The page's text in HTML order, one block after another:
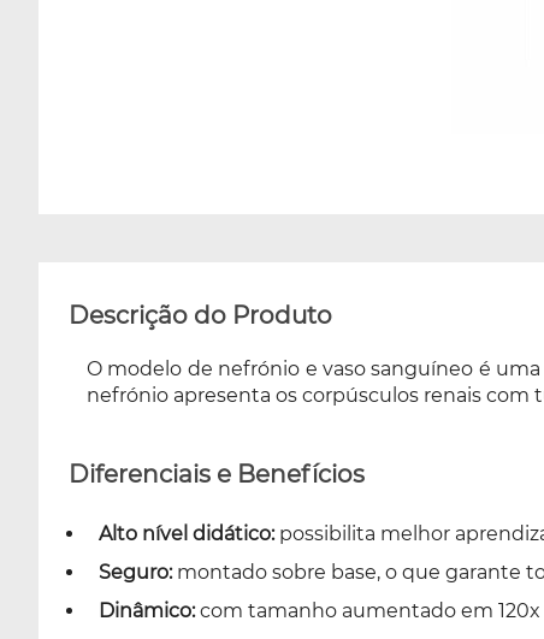
Descrição do Produto
O modelo de nefrónio e vaso sanguíneo é
nefrónio apresenta os corpúsculos renais com
Diferenciais e Benefícios
Alto nível didático: possibilita melhor
Seguro: montado sobre base, o que garante
Dinâmico:com tamanho aumentado em